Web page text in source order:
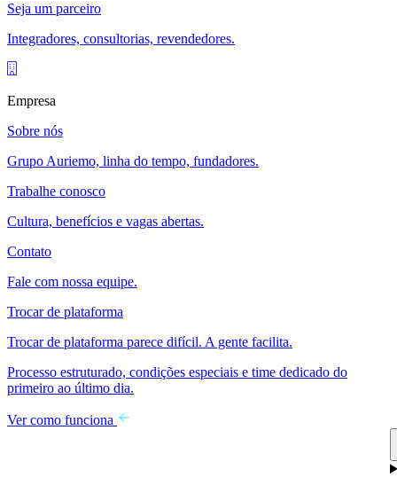
Seja um parceiro
Integradores, consultorias, revendedores.
Empresa
Sobre nós
Grupo Auriemo, linha do tempo, fundadores.
Trabalhe conosco
Cultura, benefícios e vagas abertas.
Contato
Fale com nossa equipe.
Trocar de plataforma
Trocar de plataforma parece difícil. A gente facilita.
Processo estruturado, condições especiais e time dedicado do
primeiro ao último dia.
Ver como funciona